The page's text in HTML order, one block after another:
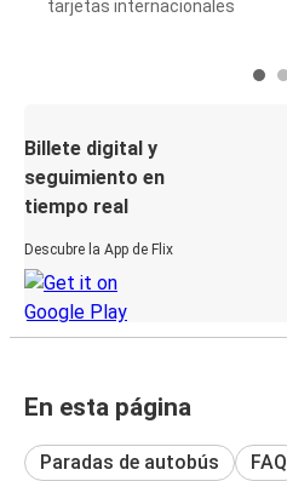
tarjetas internacionales
Billete digital y
seguimiento en
tiempo real
Descubre la App de Flix
En esta página
Paradas de autobús FAQ